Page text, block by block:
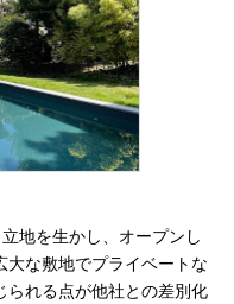
地を生かし、オープンし
大な敷地でプライベートな
られる点が他社との差別化